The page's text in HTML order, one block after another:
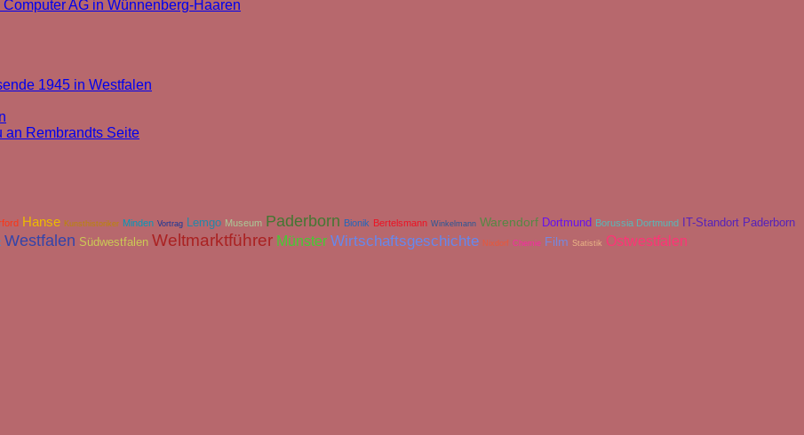
AG in Wünnenberg-Haaren
1945 in Westfalen
an Rembrandts Seite
Hanse Kunsthistoriker Minden Vortrag Lemgo Museum Paderborn Bionik Bertelsmann Winkelmann Warendorf Dortmund Borussia Dortmund IT-Standort Paderborn
Westfalen Südwestfalen Weltmarktführer Münster Wirtschaftsgeschichte Nixdorf Chemie Film Statistik Ostwestfalen